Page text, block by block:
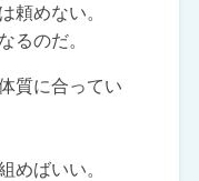
頼めない。
るのだ。
質に合ってい
めばいい。